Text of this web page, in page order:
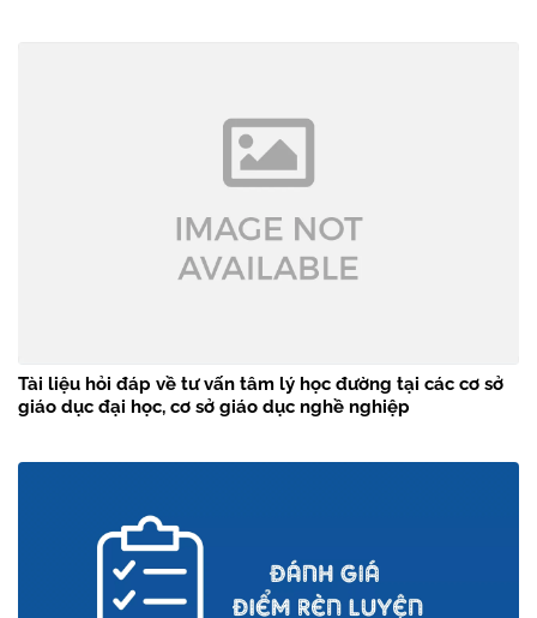
Tài liệu hỏi đáp về tư vấn tâm lý học đường tại các cơ sở
giáo dục đại học, cơ sở giáo dục nghề nghiệp